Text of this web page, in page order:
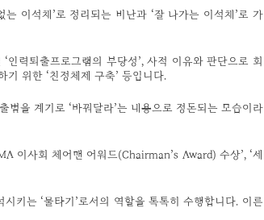
이석채’로 정리되는 비난과 ‘잘 나가는 이석채’로 가
력퇴출프로그램의 부당성’, 사적 이유와 판단으로 회
위한 ‘친정체제 구축’ 등입니다.
을 계기로 ‘바꿔달라’는 내용으로 정돈되는 모습이라
이사회 체어맨 어워드(Chairman’s Award) 수상’, ‘세
키는 ‘물타기’로서의 역할을 톡톡히 수행합니다. 이른